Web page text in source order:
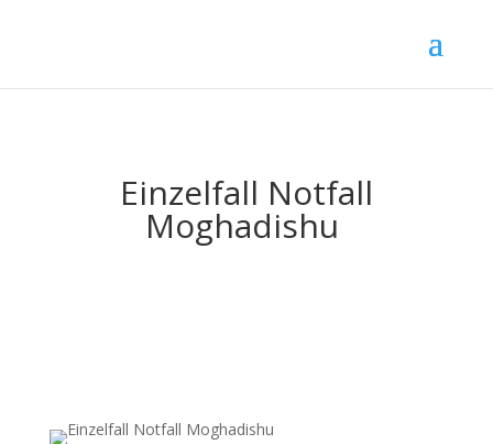
Einzelfall Notfall
Moghadishu